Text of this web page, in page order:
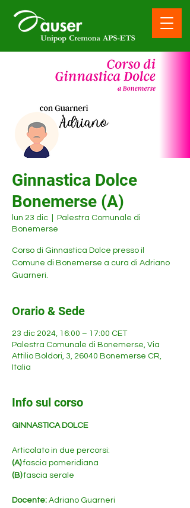
Ginnastica Dolce
Bonemerse (A)
lun 23 dic
Palestra Comunale di
Bonemerse
Corso di Ginnastica Dolce presso il
Comune di Bonemerse a cura di Adriano
Guarneri.
Orario & Sede
23 dic 2024, 16:00 – 17:00 CET
Palestra Comunale di Bonemerse, Via
Attilio Boldori, 3, 26040 Bonemerse CR,
Italia
Info sul corso
GINNASTICA DOLCE
Articolato in due percorsi:
(A) fascia pomeridiana
(B) fascia serale
Docente: Adriano Guarneri